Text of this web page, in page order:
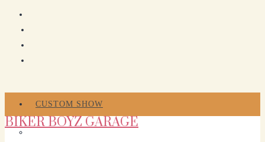
CUSTOM SHOW
BIKER BOYZ GARAGE